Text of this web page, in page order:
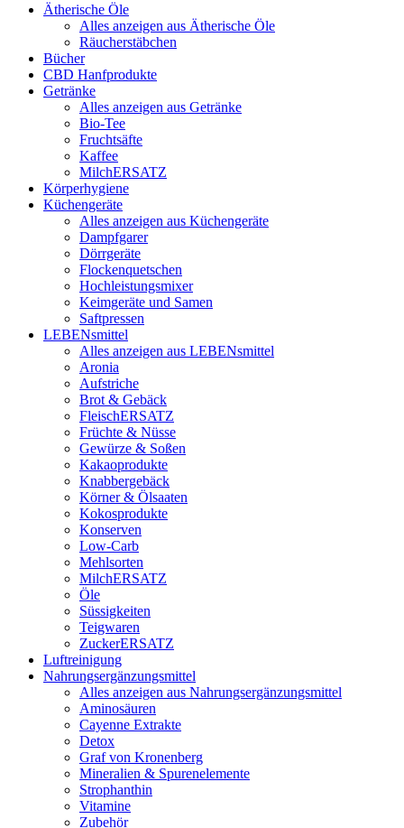
Ätherische Öle
Alles anzeigen aus Ätherische Öle
Räucherstäbchen
Bücher
CBD Hanfprodukte
Getränke
Alles anzeigen aus Getränke
Bio-Tee
Fruchtsäfte
Kaffee
MilchERSATZ
Körperhygiene
Küchengeräte
Alles anzeigen aus Küchengeräte
Dampfgarer
Dörrgeräte
Flockenquetschen
Hochleistungsmixer
Keimgeräte und Samen
Saftpressen
LEBENsmittel
Alles anzeigen aus LEBENsmittel
Aronia
Aufstriche
Brot & Gebäck
FleischERSATZ
Früchte & Nüsse
Gewürze & Soßen
Kakaoprodukte
Knabbergebäck
Körner & Ölsaaten
Kokosprodukte
Konserven
Low-Carb
Mehlsorten
MilchERSATZ
Öle
Süssigkeiten
Teigwaren
ZuckerERSATZ
Luftreinigung
Nahrungsergänzungsmittel
Alles anzeigen aus Nahrungsergänzungsmittel
Aminosäuren
Cayenne Extrakte
Detox
Graf von Kronenberg
Mineralien & Spurenelemente
Strophanthin
Vitamine
Zubehör